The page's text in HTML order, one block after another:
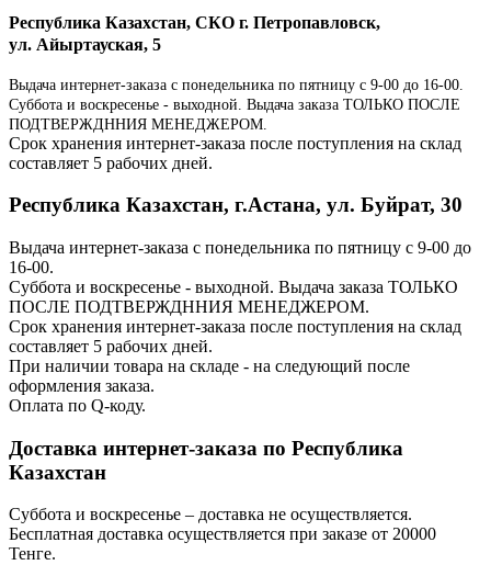
Республика Казахстан, СКО г. Петропавловск,
ул. Айыртауская, 5
Выдача интернет-заказа с понедельника по пятницу с 9-00 до 16-00.
Суббота и воскресенье - выходной. Выдача заказа ТОЛЬКО ПОСЛЕ
ПОДТВЕРЖДННИЯ МЕНЕДЖЕРОМ.
Срок хранения интернет-заказа после поступления на склад
составляет 5 рабочих дней.
Республика Казахстан, г.Астана, ул. Буйрат, 30
Выдача интернет-заказа с понедельника по пятницу с 9-00 до
16-00.
Суббота и воскресенье - выходной. Выдача заказа ТОЛЬКО
ПОСЛЕ ПОДТВЕРЖДННИЯ МЕНЕДЖЕРОМ.
Срок хранения интернет-заказа после поступления на склад
составляет 5 рабочих дней.
При наличии товара на складе - на следующий после
оформления заказа.
Оплата по Q-коду.
Доставка интернет-заказа по Республика
Казахстан
Суббота и воскресенье – доставка не осуществляется.
Бесплатная доставка осуществляется при заказе от 20000
Тенге.